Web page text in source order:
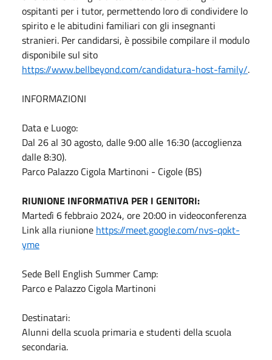
ospitanti per i tutor, permettendo loro di condividere lo
spirito e le abitudini familiari con gli insegnanti
stranieri. Per candidarsi, è possibile compilare il modulo
disponibile sul sito
https://www.bellbeyond.com/candidatura-host-family/.
INFORMAZIONI
Data e Luogo:
Dal 26 al 30 agosto, dalle 9:00 alle 16:30 (accoglienza
dalle 8:30).
Parco Palazzo Cigola Martinoni - Cigole (BS)
RIUNIONE INFORMATIVA PER I GENITORI:
Martedì 6 febbraio 2024, ore 20:00 in videoconferenza
Link alla riunione https://meet.google.com/nvs-qokt-
yme
Sede Bell English Summer Camp:
Parco e Palazzo Cigola Martinoni
Destinatari:
Alunni della scuola primaria e studenti della scuola
secondaria.